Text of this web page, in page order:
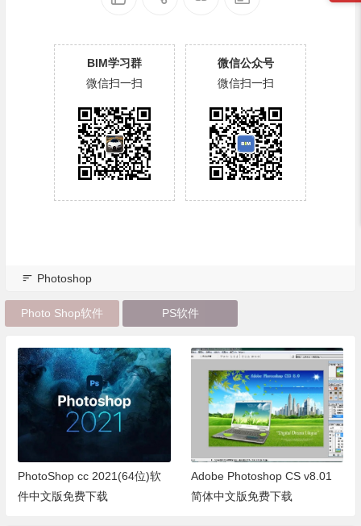
BIM学习群
微信扫一扫
微信公众号
微信扫一扫
Photoshop
Photo Shop软件 PS软件
PhotoShop cc 2021(64位)软
件中文版免费下载
Adobe Photoshop CS v8.01
简体中文版免费下载